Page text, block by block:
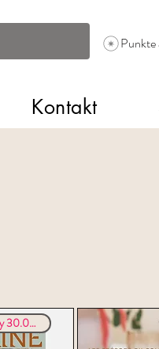
Punkte
Kontakt
Releaseday 30.07.26